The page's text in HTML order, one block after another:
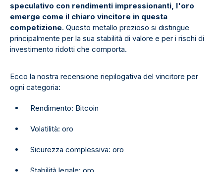
speculativo con rendimenti impressionanti, l'oro
emerge come il chiaro vincitore in questa
competizione. Questo metallo prezioso si distingue
principalmente per la sua stabilità di valore e per i rischi di
investimento ridotti che comporta.
Ecco la nostra recensione riepilogativa del vincitore per
ogni categoria:
Rendimento: Bitcoin
Volatilità: oro
Sicurezza complessiva: oro